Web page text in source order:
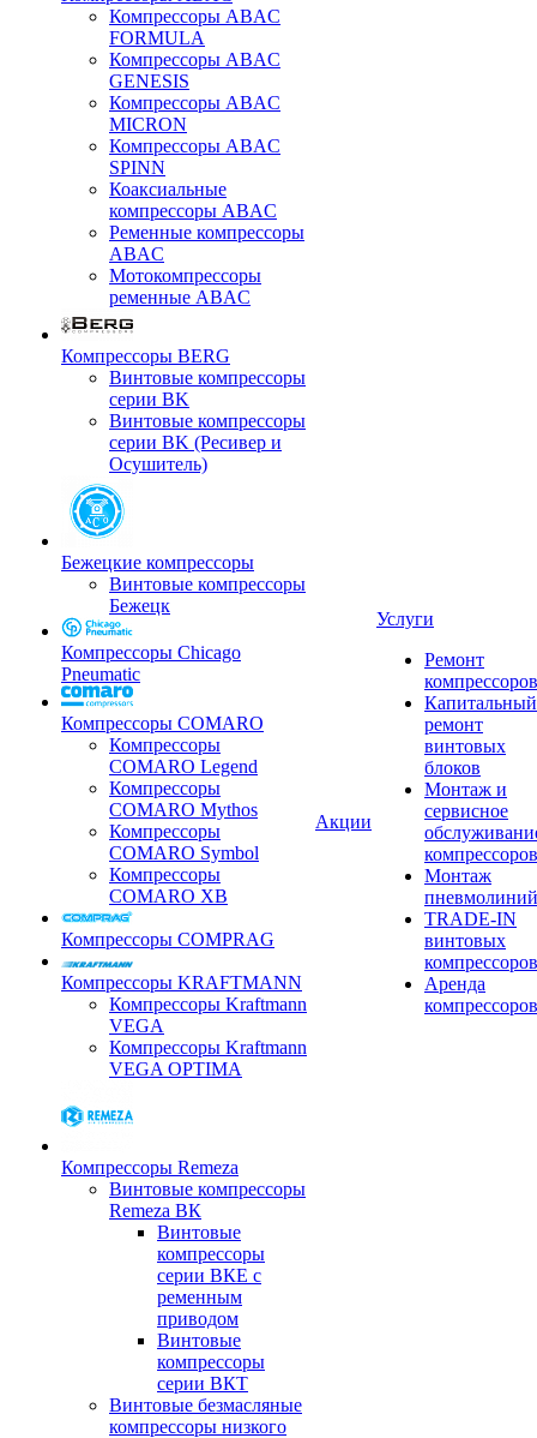
Компрессоры ABAC
FORMULA
Компрессоры ABAC
GENESIS
Компрессоры ABAC
MICRON
Компрессоры ABAC
SPINN
Коаксиальные
компрессоры ABAC
Ременные компрессоры
ABAC
Мотокомпрессоры
ременные ABAC
Компрессоры BERG
Винтовые компрессоры
серии BK
Винтовые компрессоры
серии BK (Ресивер и
Осушитель)
Бежецкие компрессоры
Винтовые компрессоры
Бежецк
Компрессоры Chicago
Pneumatic
Компрессоры COMARO
Компрессоры
COMARO Legend
Компрессоры
COMARO Mythos
Компрессоры
COMARO Symbol
Компрессоры
COMARO XB
Компрессоры COMPRAG
Компрессоры KRAFTMANN
Компрессоры Kraftmann
VEGA
Компрессоры Kraftmann
VEGA OPTIMA
Компрессоры Remeza
Винтовые компрессоры
Remeza ВК
Винтовые
компрессоры
серии ВКЕ с
ременным
приводом
Винтовые
компрессоры
серии ВКТ
Винтовые безмасляные
компрессоры низкого
Акции
Услуги
Ремонт
компрессоров
Капитальный
ремонт
винтовых
блоков
Монтаж и
сервисное
компрессоров
Монтаж
пневмолиний
TRADE-IN
винтовых
компрессоров
Аренда
компрессоров